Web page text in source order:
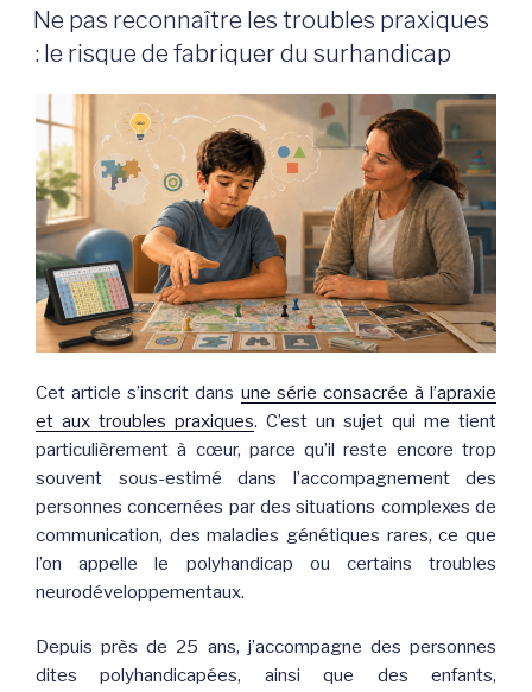
LE
Ne pas reconnaître les troubles praxiques
: le risque de fabriquer du surhandicap
Cet article s’inscrit dans une série consacrée à l’apraxie
et aux troubles praxiques. C’est un sujet qui me tient
particulièrement à cœur, parce qu’il reste encore trop
souvent sous-estimé dans l’accompagnement des
personnes concernées par des situations complexes de
communication, des maladies génétiques rares, ce que
l’on appelle le polyhandicap ou certains troubles
neurodéveloppementaux.
Depuis près de 25 ans, j’accompagne des personnes
dites polyhandicapées, ainsi que des enfants,